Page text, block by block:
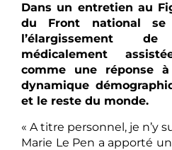
Dans un entretien au
du Front national
l’élargissement
médicalement
comme une réponse
dynamique
et le reste du monde.
« A titre personnel, je n’y
Marie Le Pen a apporté